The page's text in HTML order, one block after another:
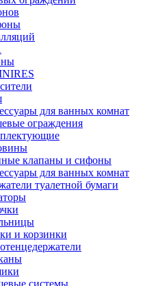
для ванных комнат
ограждения
клапаны и сифоны
для ванных комнат
туалетной бумаги
и корзинки
системы